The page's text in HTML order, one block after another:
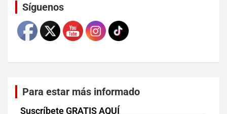
Síguenos
Para estar más informado
Suscríbete GRATIS AQUÍ